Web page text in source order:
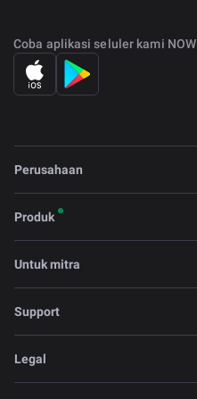
Coba aplikasi seluler kami NOW
Perusahaan
Produk
Untuk mitra
Support
Legal